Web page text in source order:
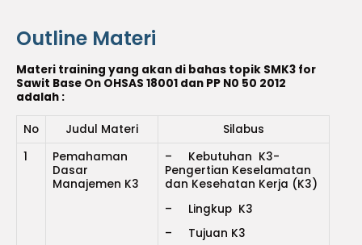
Outline Materi
Materi training yang akan di bahas topik SMK3 for
Sawit Base On OHSAS 18001 dan PP N0 50 2012
adalah :
No Judul Materi
Silabus
1
Pemahaman
Dasar
Manajemen K3
– Kebutuhan K3-
Pengertian Keselamatan
dan Kesehatan Kerja (K3)
– Lingkup K3
– Tujuan K3